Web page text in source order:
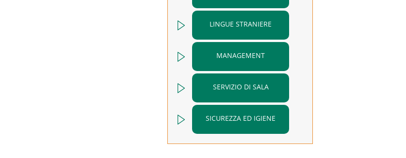
LINGUE STRANIERE
MANAGEMENT
SERVIZIO DI SALA
SICUREZZA ED IGIENE